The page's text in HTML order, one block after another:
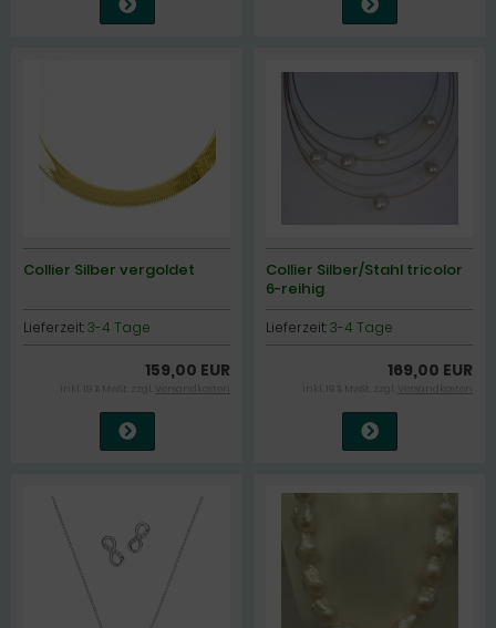
Collier Silber vergoldet
Lieferzeit:3-4 Tage
159,00 EUR
inkl. 19 % MwSt. zzgl. Versandkosten
Collier Silber/Stahl tricolor
6-reihig
Lieferzeit:3-4 Tage
169,00 EUR
inkl. 19 % MwSt. zzgl. Versandkosten